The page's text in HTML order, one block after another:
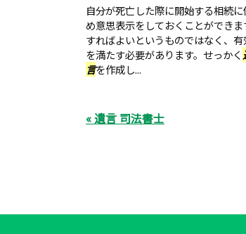
自分が死亡した際に開始する相続に
め意思表示をしておくことができま
すればよいというものではなく、有
を満たす必要があります。せっかく
言を作成し...
« 遺言 司法書士